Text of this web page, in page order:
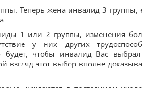
Теперь жена инвалид 3 группы,
1 или 2 группы, изменения
у них других
будет, чтобы инвалид Вас
взгляд этот выбор вполне